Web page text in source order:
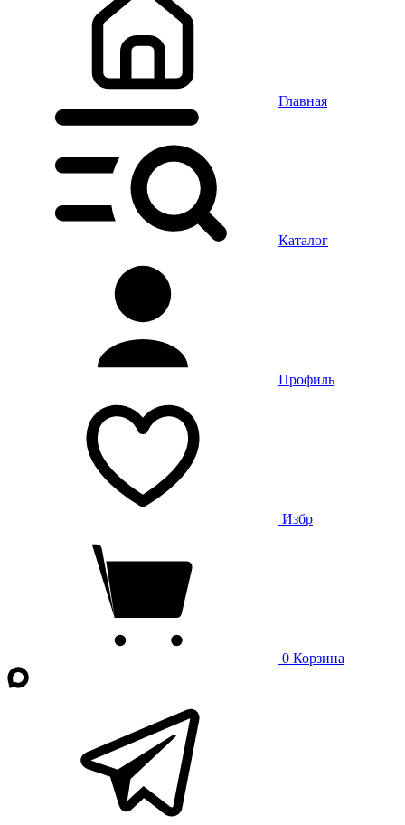
Главная
Каталог
Профиль
Избр
0 Корзина